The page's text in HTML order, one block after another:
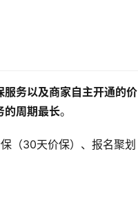
务以及商家自主开通的价
的周期最长。
（30天价保）、报名聚划